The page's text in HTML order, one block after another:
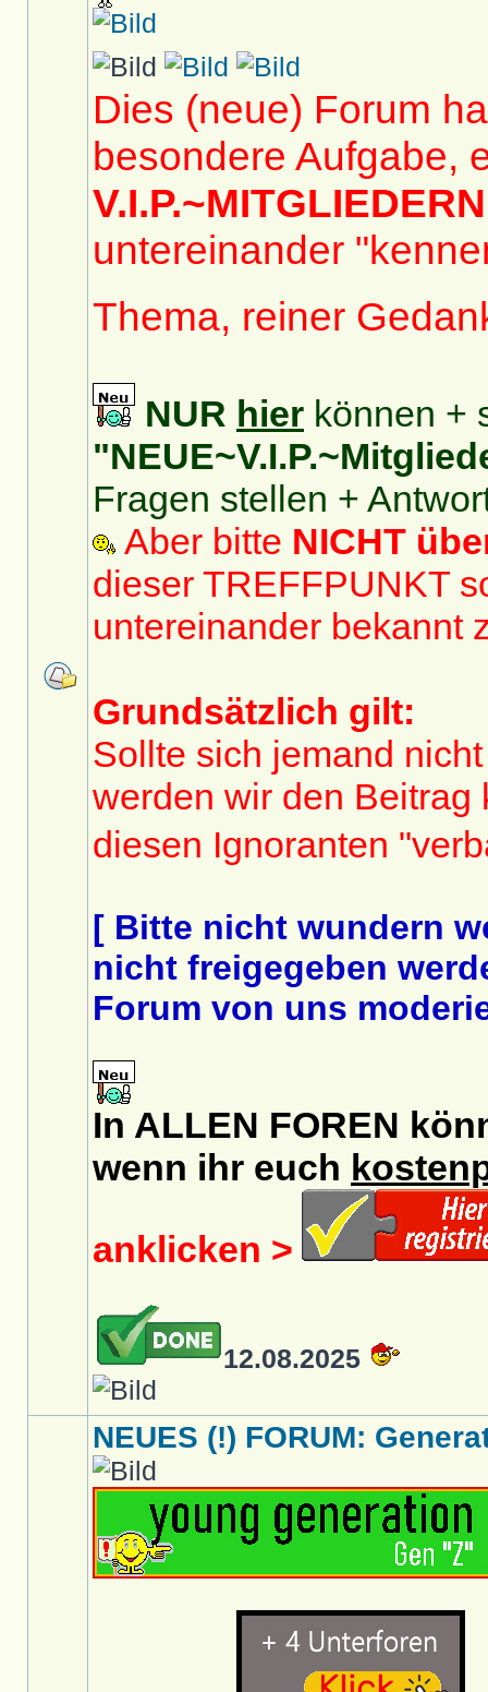
Dies (neue) Forum
besondere Aufgabe,
V.I.P.~MITGLIEDERN
untereinander
Thema, reiner
NUR hier können +
Fragen stellen +
Aber bitte NICHT
dieser TREFFPUNKT
untereinander bekannt
Grundsätzlich gilt:
Sollte sich jemand
werden wir den Beitrag
diesen Ignoranten
[ Bitte nicht wundern
nicht freigegeben
Forum von uns
In ALLEN FOREN
wenn ihr euch
anklicken >
12.08.2025
NEUES (!) FORUM: